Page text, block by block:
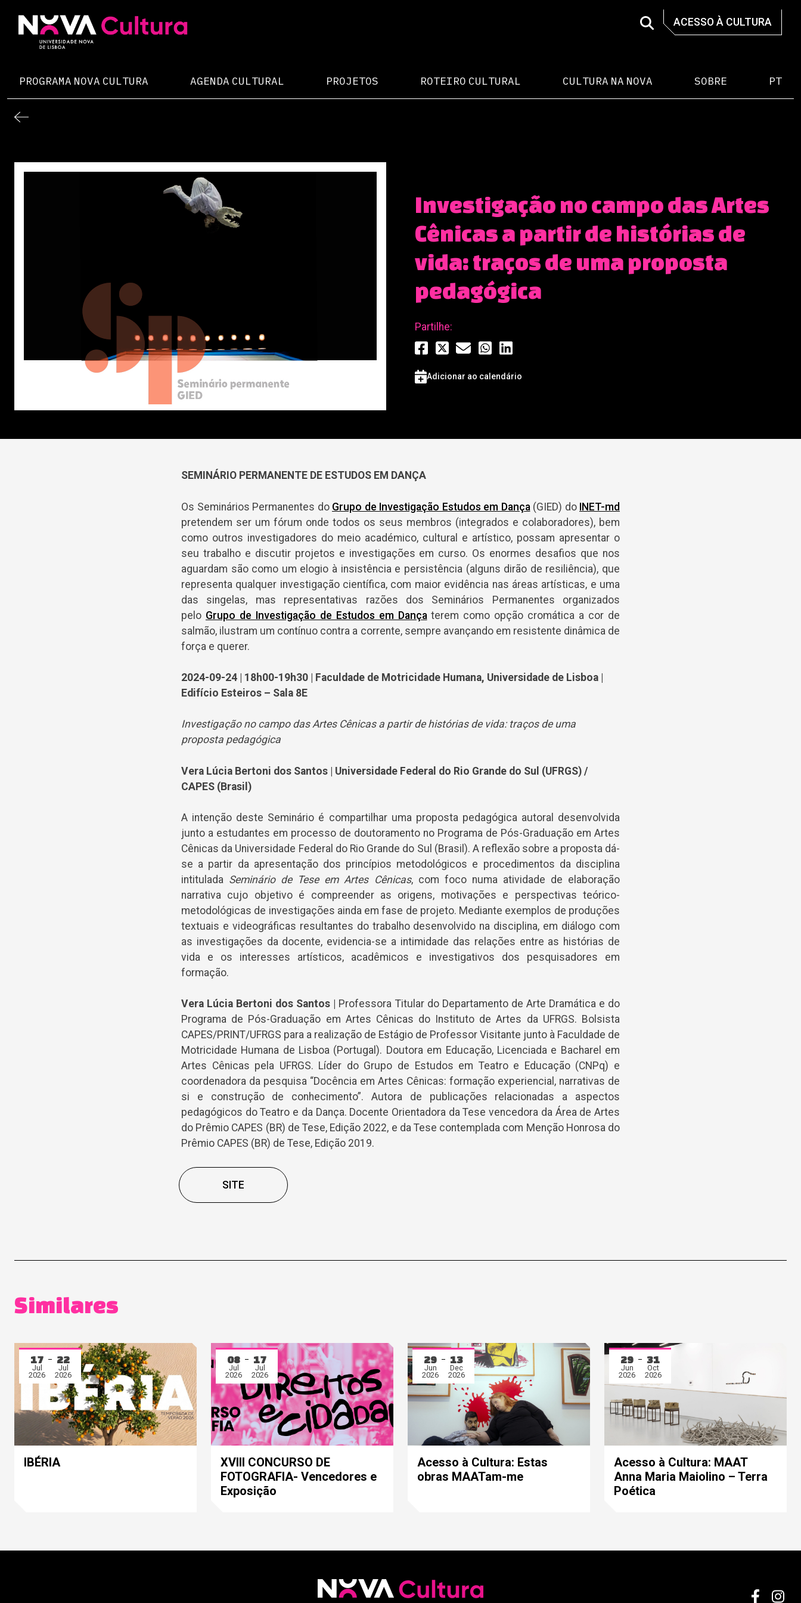
content
ACESSO À CULTURA
PROGRAMA NOVA CULTURA AGENDA CULTURAL PROJETOS ROTEIRO CULTURAL CULTURA NA NOVA SOBRE PT
Investigação no campo das Artes
Cênicas a partir de histórias de
vida: traços de uma proposta
pedagógica
Partilhe:
Adicionar ao calendário
SEMINÁRIO PERMANENTE DE ESTUDOS EM DANÇA
Os Seminários Permanentes do Grupo de Investigação Estudos em Dança(GIED) do INET-md
pretendem ser um fórum onde todos os seus membros (integrados e colaboradores), bem
como outros investigadores do meio académico, cultural e artístico, possam apresentar o
seu trabalho e discutir projetos e investigações em curso. Os enormes desafios que nos
aguardam são como um elogio à insistência e persistência (alguns dirão de resiliência), que
representa qualquer investigação científica, com maior evidência nas áreas artísticas, e uma
das singelas, mas representativas razões dos Seminários Permanentes organizados
pelo Grupo de Investigação de Estudos em Dançaterem como opção cromática a cor de
salmão, ilustram um contínuo contra a corrente, sempre avançando em resistente dinâmica de
força e querer.
2024-09-24 | 18h00-19h30 | Faculdade de Motricidade Humana, Universidade de Lisboa |
Edifício Esteiros – Sala 8E
Investigação no campo das Artes Cênicas a partir de histórias de vida: traços de uma
proposta pedagógica
Vera Lúcia Bertoni dos Santos | Universidade Federal do Rio Grande do Sul (UFRGS) /
CAPES (Brasil)
A intenção deste Seminário é compartilhar uma proposta pedagógica autoral desenvolvida
junto a estudantes em processo de doutoramento no Programa de Pós-Graduação em Artes
Cênicas da Universidade Federal do Rio Grande do Sul (Brasil). A reflexão sobre a proposta dá-
se a partir da apresentação dos princípios metodológicos e procedimentos da disciplina
intitulada Seminário de Tese em Artes Cênicas, com foco numa atividade de elaboração
narrativa cujo objetivo é compreender as origens, motivações e perspectivas teórico-
metodológicas de investigações ainda em fase de projeto. Mediante exemplos de produções
textuais e videográficas resultantes do trabalho desenvolvido na disciplina, em diálogo com
as investigações da docente, evidencia-se a intimidade das relações entre as histórias de
vida e os interesses artísticos, acadêmicos e investigativos dos pesquisadores em
formação.
Vera Lúcia Bertoni dos Santos |
Professora Titular do Departamento de Arte Dramática e do
Programa de Pós-Graduação em Artes Cênicas do Instituto de Artes da UFRGS. Bolsista
CAPES/PRINT/UFRGS para a realização de Estágio de Professor Visitante junto à Faculdade de
Motricidade Humana de Lisboa (Portugal). Doutora em Educação, Licenciada e Bacharel em
Artes Cênicas pela UFRGS. Líder do Grupo de Estudos em Teatro e Educação (CNPq) e
coordenadora da pesquisa “Docência em Artes Cênicas: formação experiencial, narrativas de
si e construção de conhecimento”. Autora de publicações relacionadas a aspectos
pedagógicos do Teatro e da Dança. Docente Orientadora da Tese vencedora da Área de Artes
do Prêmio CAPES (BR) de Tese, Edição 2022, e da Tese contemplada com Menção Honrosa do
Prêmio CAPES (BR) de Tese, Edição 2019.
SITE
Similares
17
Jul
2026
22
Jul
2026
IBÉRIA
08
Jul
2026
17
Jul
2026
XVIII CONCURSO DE
FOTOGRAFIA- Vencedores e
Exposição
29
Jun
2026
13
Dec
2026
Acesso à Cultura: Estas
obras MAATam-me
29
Jun
2026
31
Oct
2026
Acesso à Cultura: MAAT
Anna Maria Maiolino – Terra
Poética